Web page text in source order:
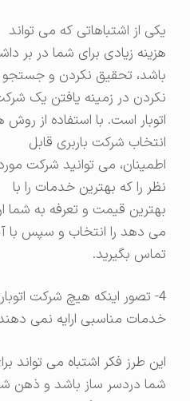
یکی از اشتباهاتی که می تواند
هزینه زیادی برای شما در بر داشته
باشد، تحقیق نکردن و جستجو
نکردن در زمینه یافتن یک شرکت
اتوبار است. با استفاده از روش های
انتخاب شرکت باربری قابل
اطمینان، می توانید شرکت مورد
نظر را که بهترین خدمات را با
بهترین قیمت و تعرفه به شما ارایه
می دهد را انتخاب و سپس با آنها
تماس بگیرید.
4- تصور اینکه هیچ شرکت اتوباری
خدمات مناسبی ارایه نمی دهند:
این طرز فکر اشتباه می تواند برای
شما دردسر ساز باشد و ذهن شما